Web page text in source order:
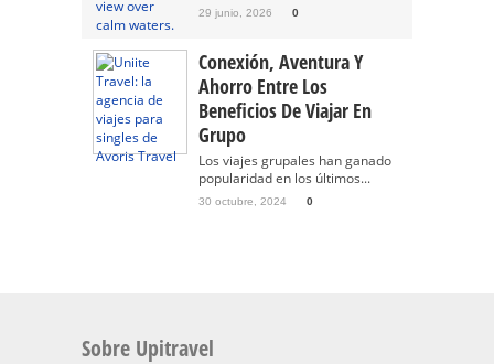
29 junio, 2026 0
Conexión, Aventura Y
Ahorro Entre Los
Beneficios De Viajar En
Grupo
Los viajes grupales han ganado
popularidad en los últimos...
30 octubre, 2024 0
Sobre Upitravel